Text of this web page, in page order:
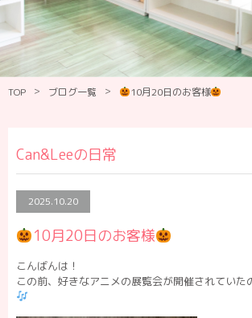
TOP > ブログ一覧 > 10月20日のお客様
Can&Leeの日常
2025.10.20
10月20日のお客様
こんばんは！
この前、好きなアニメの展覧会が開催されていた